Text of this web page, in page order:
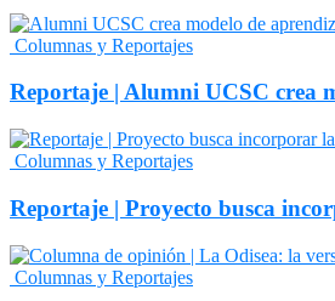
Columnas y Reportajes
Reportaje | Alumni UCSC crea
Columnas y Reportajes
Reportaje | Proyecto busca
Columnas y Reportajes